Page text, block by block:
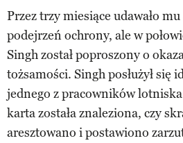
Przez trzy miesiące udawało
podejrzeń ochrony, ale w
Singh został poproszony o
tożsamości. Singh posłużył się
jednego z pracowników
karta została znaleziona, czy
aresztowano i postawiono